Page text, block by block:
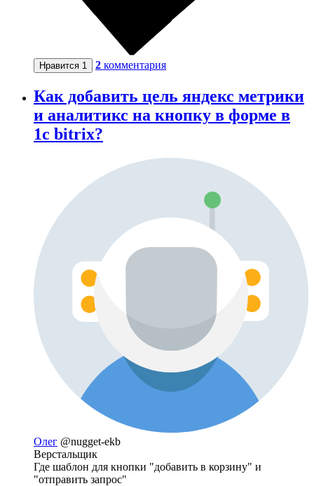
Нравится 1 2 комментария
Как добавить цель яндекс метрики
и аналитикс на кнопку в форме в
1c bitrix?
Олег @nugget-ekb
Верстальщик
Где шаблон для кнопки "добавить в корзину" и
"отправить запрос"